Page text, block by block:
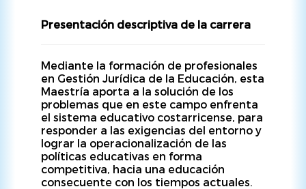
Presentación descriptiva de la carrera
Mediante la formación de profesionales
en Gestión Jurídica de la Educación, esta
Maestría aporta a la solución de los
problemas que en este campo enfrenta
el sistema educativo costarricense, para
responder a las exigencias del entorno y
lograr la operacionalización de las
políticas educativas en forma
competitiva, hacia una educación
consecuente con los tiempos actuales.